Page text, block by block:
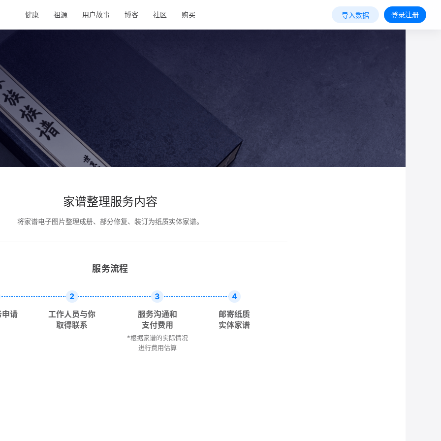
健康 祖源 用户故事 博客 社区 购买 导入数据 登录注册
家谱整理服务内容
将家谱电子图片整理成册、部分修复、装订为纸质实体家谱。
服务流程
申请
2
工作人员与你
取得联系
3
服务沟通和
支付费用
*根据家谱的实际情况
进行费用估算
4
邮寄纸质
实体家谱